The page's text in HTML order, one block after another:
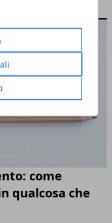
come
qualcosa che